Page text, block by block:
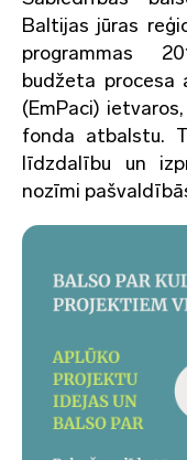
Baltijas jūras
programmas
budžeta procesa
(EmPaci)
fonda atbalstu.
līdzdalību un
nozīmi